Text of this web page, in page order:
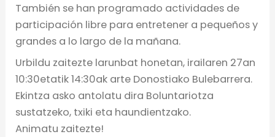
También se han programado actividades de
participación libre para entretener a pequeños y
grandes a lo largo de la mañana.
Urbildu zaitezte larunbat honetan, irailaren 27an
10:30etatik 14:30ak arte Donostiako Bulebarrera.
Ekintza asko antolatu dira Boluntariotza
sustatzeko, txiki eta haundientzako.
Animatu zaitezte!